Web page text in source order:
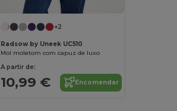
+2
Radsow by Uneek UC510
Mol moletom com capuz de luxo
A partir de:
10,99 € Encomendar